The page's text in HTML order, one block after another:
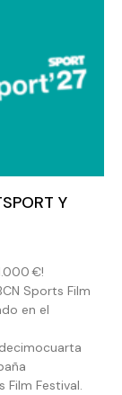
Y
€!
Sports Film
en el
Film Festival.